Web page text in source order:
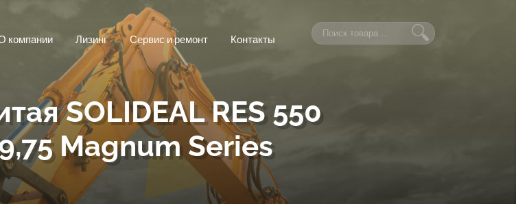
компании Лизинг Сервис и ремонт Контакты
SOLIDEAL RES 550
Magnum Series